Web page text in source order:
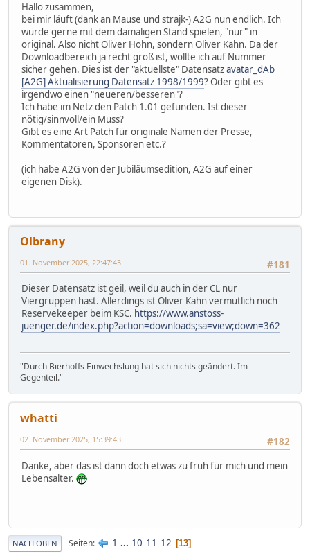
Hallo zusammen,
bei mir läuft (dank an Mause und strajk-) A2G nun endlich. Ich
würde gerne mit dem damaligen Stand spielen, "nur" in
original. Also nicht Oliver Hohn, sondern Oliver Kahn. Da der
Downloadbereich ja recht groß ist, wollte ich auf Nummer
sicher gehen. Dies ist der "aktuellste" Datensatzavatar_dAb
[A2G] Aktualisierung Datensatz 1998/1999? Oder gibt es
irgendwo einen "neueren/besseren"?
Ich habe im Netz den Patch 1.01 gefunden. Ist dieser
nötig/sinnvoll/ein Muss?
Gibt es eine Art Patch für originale Namen der Presse,
Kommentatoren, Sponsoren etc.?
(ich habe A2G von der Jubiläumsedition, A2G auf einer
eigenen Disk).
Olbrany
#181
01. November 2025, 22:47:43
Dieser Datensatz ist geil, weil du auch in der CL nur
Viergruppen hast. Allerdings ist Oliver Kahn vermutlich noch
Reservekeeper beim KSC. https://www.anstoss-
juenger.de/index.php?action=downloads;sa=view;down=362
"Durch Bierhoffs Einwechslung hat sich nichts geändert. Im
Gegenteil."
whatti
#182
02. November 2025, 15:39:43
Danke, aber das ist dann doch etwas zu früh für mich und mein
Lebensalter.
NACH OBEN Seiten 1 ... 10 11 12 13